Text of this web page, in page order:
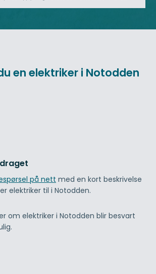
en elektriker i Notodden
på nett med en kort beskrivelse
elektriker til i Notodden.
om elektriker i Notodden blir besvart